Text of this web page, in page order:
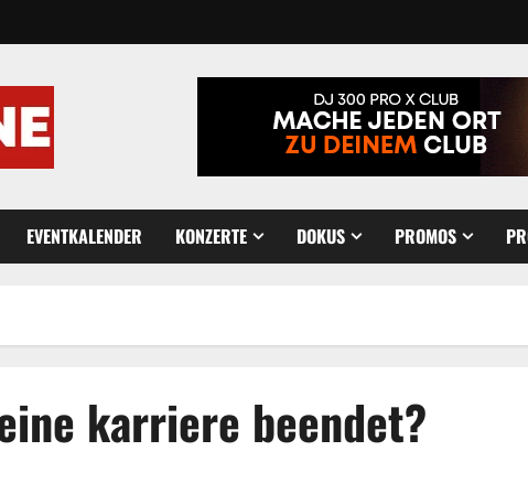
EVENTKALENDER KONZERTE DOKUS PROMOS
karriere beendet?